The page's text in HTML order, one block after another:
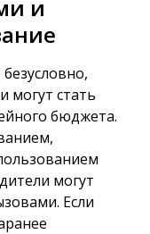
и
стать
бюджета.
могут
Если